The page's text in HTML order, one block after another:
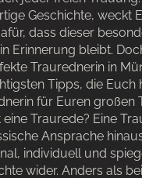
Geschichte, weckt
dass dieser
Erinnerung bleibt.
Traurednerin in
Tipps, die Euch
für Euren großen
eine Traurede? Eine
Ansprache
individuell und
wider. Anders als